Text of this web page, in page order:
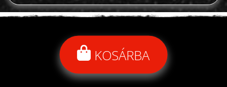
KOSÁRBA